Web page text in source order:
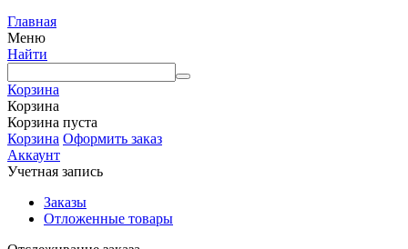
Главная
Меню
Найти
Корзина
Корзина
Корзина пуста
Корзина Оформить заказ
Аккаунт
Учетная запись
Заказы
Отложенные товары